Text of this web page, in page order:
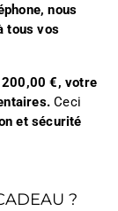
nous
tous vos
200,00 €, votre
Ceci
et sécurité
?